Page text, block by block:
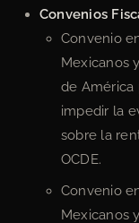
Convenios
Convenio
Mexicanos
de América
impedir la
sobre la
OCDE.
Convenio
Mexicanos